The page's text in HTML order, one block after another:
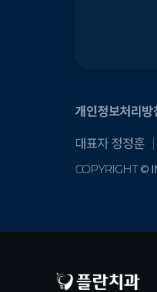
개인정보처리방
대표자 정정훈
COPYRIGHT ©